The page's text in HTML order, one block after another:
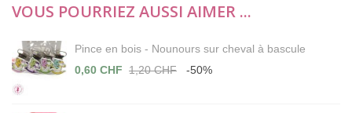
VOUS POURRIEZ AUSSI AIMER ...
Pince en bois - Nounours sur cheval à bascule
0,60 CHF 1,20 CHF -50%